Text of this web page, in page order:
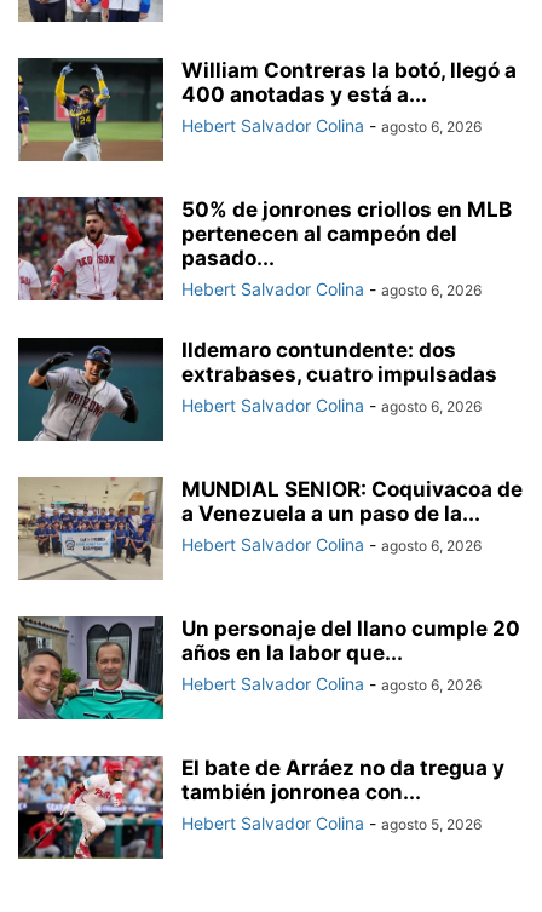
William Contreras la botó, llegó a
400 anotadas y está a...
Hebert Salvador Colina - agosto 6, 2026
50% de jonrones criollos en MLB
pertenecen al campeón del
pasado...
Hebert Salvador Colina - agosto 6, 2026
Ildemaro contundente: dos
extrabases, cuatro impulsadas
Hebert Salvador Colina - agosto 6, 2026
MUNDIAL SENIOR: Coquivacoa de
a Venezuela a un paso de la...
Hebert Salvador Colina - agosto 6, 2026
Un personaje del llano cumple 20
años en la labor que...
Hebert Salvador Colina - agosto 6, 2026
El bate de Arráez no da tregua y
también jonronea con...
Hebert Salvador Colina - agosto 5, 2026